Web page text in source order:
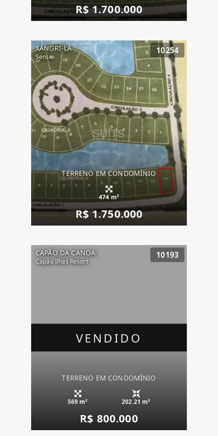
R$ 1.700.000
XANGRI-LÁ
Sense
10254
TERRENO EM CONDOMÍNIO
474 m²
R$ 1.750.000
VENDIDO
CAPÃO DA CANOA
Capão Ilhas Resort
10193
TERRENO EM CONDOMÍNIO
569 m² 202.21 m²
R$ 800.000